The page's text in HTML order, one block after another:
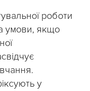
роботи
умови, якщо
у